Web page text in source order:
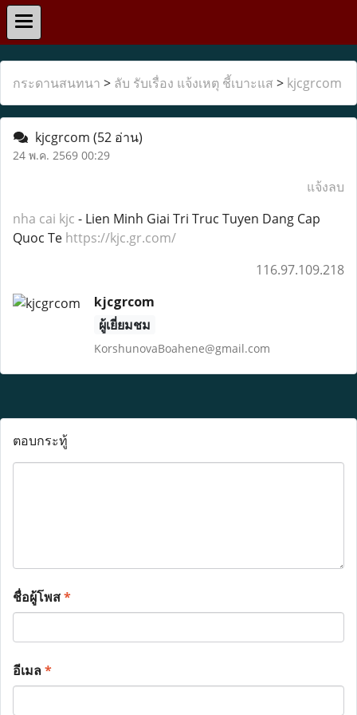
กระดานสนทนา > ลับ รับเรื่อง แจ้งเหตุ ชี้เบาะแส > kjcgrcom
kjcgrcom (52 อ่าน)
24 พ.ค. 2569 00:29
แจ้งลบ
nha cai kjc - Lien Minh Giai Tri Truc Tuyen Dang Cap
Quoc Te https://kjc.gr.com/
116.97.109.218
kjcgrcom
ผู้เยี่ยมชม
KorshunovaBoahene@gmail.com
ตอบกระทู้
ชื่อผู้โพส*
อีเมล*